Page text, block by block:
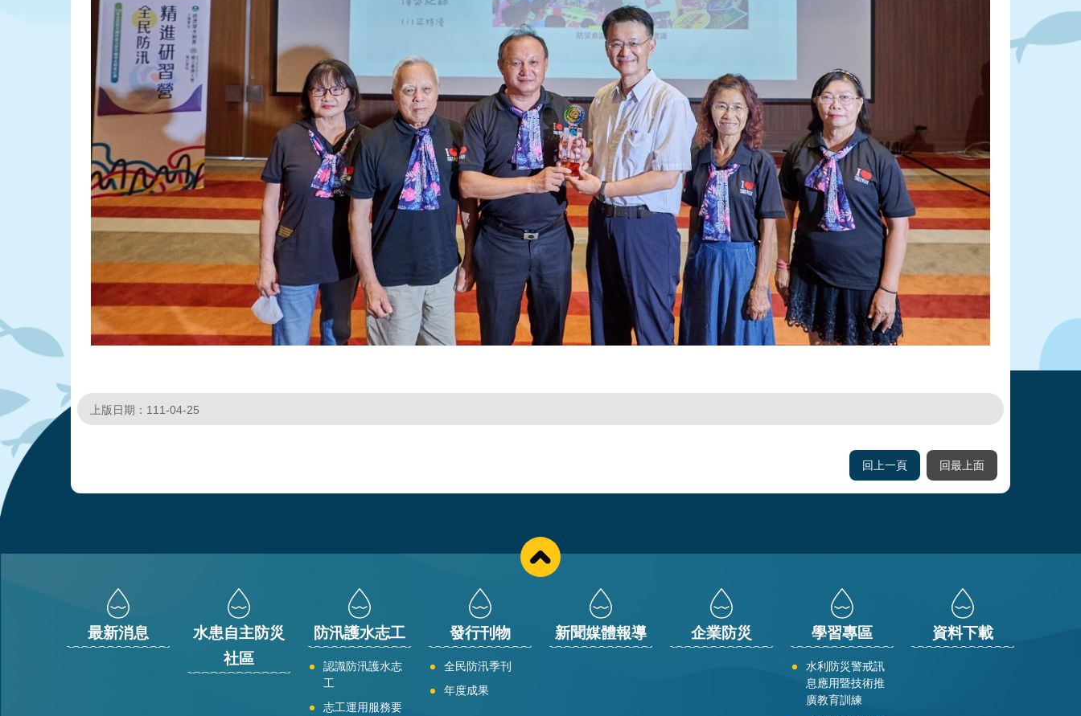
上版日期：111-04-25
回上一頁 回最上面
最新消息
水患自主防災
社區
防汛護水志工
認識防汛護水志
工
志工運用服務要
發行刊物
全民防汛季刊
年度成果
新聞媒體報導 企業防災 學習專區
水利防災警戒訊
息應用暨技術推
廣教育訓練
資料下載